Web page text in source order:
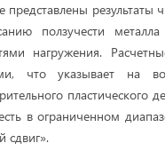
представлены
ползучести
нагружения.
что указывает на
в ограниченном
сдвиг».